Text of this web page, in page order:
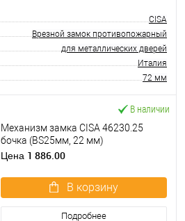
CISA
Врезной замок противопожарный
для металлических дверей
Италия
72 мм
В наличии
Механизм замка CISA 46230.25
бочка (BS25мм, 22 мм)
нержавеющая сталь
Цена 1 886.00
В корзину
Подробнее